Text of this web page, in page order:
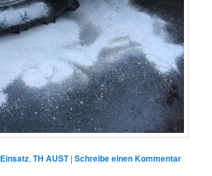
Einsatz,TH AUST |Schreibe einen Kommentar